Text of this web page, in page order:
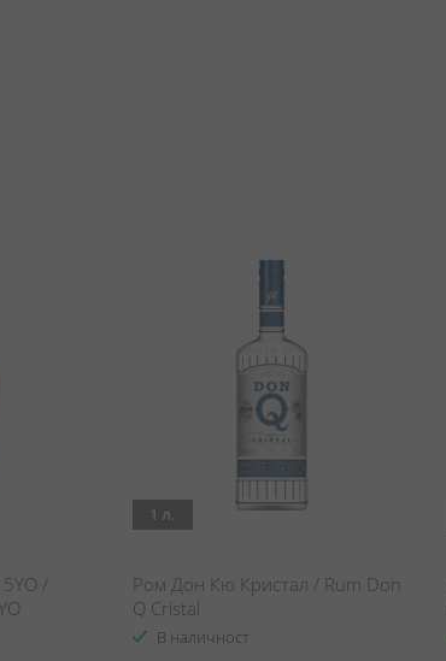
/
1 л.
Ром Дон Кю Кристал / Rum Don
Q Cristal
В наличност